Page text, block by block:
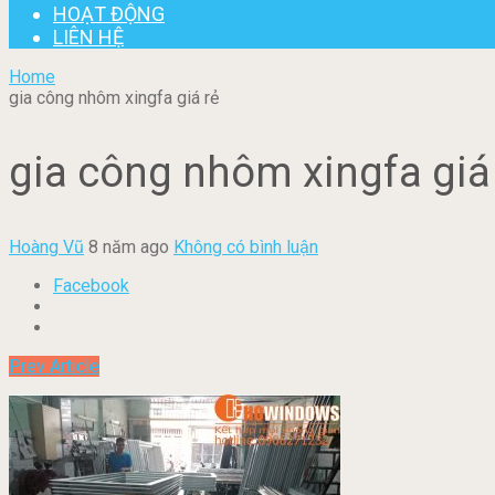
HOẠT ĐỘNG
LIÊN HỆ
Home
gia công nhôm xingfa giá rẻ
gia công nhôm xingfa
Hoàng Vũ 8 năm ago Không có bình luận
Facebook
Prev Article